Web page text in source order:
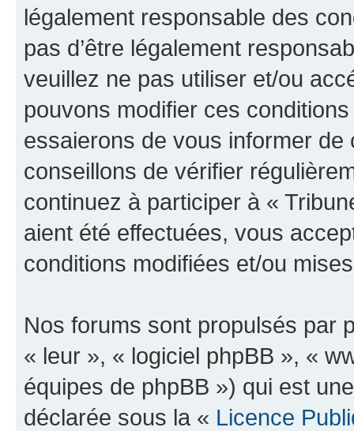
légalement responsable des
pas d’être légalement
veuillez ne pas utiliser et/ou
pouvons modifier ces
essaierons de vous informer
conseillons de vérifier
continuez à participer à «
aient été effectuées, vous
conditions modifiées et/ou
Nos forums sont propulsés par
« leur », « logiciel phpBB », «
équipes de phpBB ») qui est
déclarée sous la « Licence